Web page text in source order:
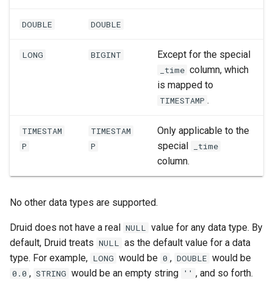
DOUBLE DOUBLE
LONG BIGINT Except for the special
_time column, which
is mapped to
TIMESTAMP .
TIMESTAM
P
TIMESTAM
P
Only applicable to the
special
_time
column.
No other data types are supported.
Druid does not have a real NULL value for any data type. By
default, Druid treats NULL as the default value for a data
type. For example, LONG would be 0 , DOUBLE would be
0.0 , STRING would be an empty string '' , and so forth.